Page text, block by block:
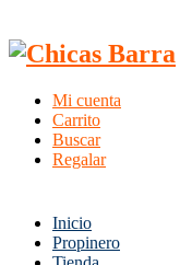
Mi cuenta
Carrito
Buscar
Regalar
Inicio
Propinero